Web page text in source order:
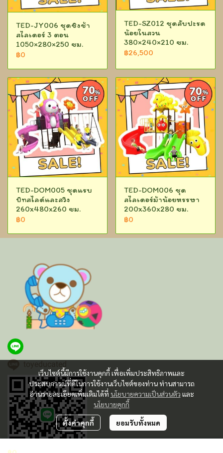
TED-JY006 ชุดชิงช้า
สไลเดอร์ 3 ตอน
1050×280×250 ซม.
฿0
TED-SZ012 ชุดสับปะรด
น้อยในสวน
380×240×210 ซม.
฿26,500
TED-DOM005 ชุดแรบ
บิทสไลด์และสวิง
260x480x260 ซม.
฿0
TED-DOM006 ชุด
สไลเดอร์ม้าน้อยหรรษา
200x360x280 ซม.
฿0
เว็บไซต์นี้มีการใช้งานคุกกี้ เพื่อเพิ่มประสิทธิภาพและ
ประสบการณ์ที่ดีในการใช้งานเว็บไซต์ของท่าน ท่านสามารถ
อ่านรายละเอียดเพิ่มเติมได้ที่ นโยบายความเป็นส่วนตัว และ
นโยบายคุกกี้
ตั้งค่าคุกกี้ ยอมรับทั้งหมด